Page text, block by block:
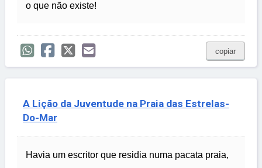
o que não existe!
copiar
A Lição da Juventude na Praia das Estrelas-
Do-Mar
Havia um escritor que residia numa pacata praia,